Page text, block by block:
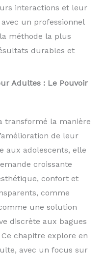
interactions et leur
un professionnel
méthode la plus
durables et
Adultes : Le Pouvoir
transformé la manière
de leur
aux adolescents, elle
croissante
confort et
comme
une solution
discrète aux bagues
chapitre explore en
avec un focus sur